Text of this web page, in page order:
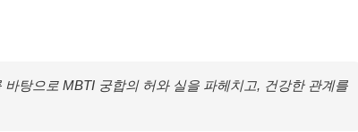
탕으로 MBTI 궁합의 허와 실을 파헤치고, 건강한 관계를